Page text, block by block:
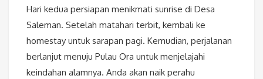
Hari kedua persiapan menikmati sunrise di Desa
Saleman. Setelah matahari terbit, kembali ke
homestay untuk sarapan pagi. Kemudian, perjalanan
berlanjut menuju Pulau Ora untuk menjelajahi
keindahan alamnya. Anda akan naik perahu